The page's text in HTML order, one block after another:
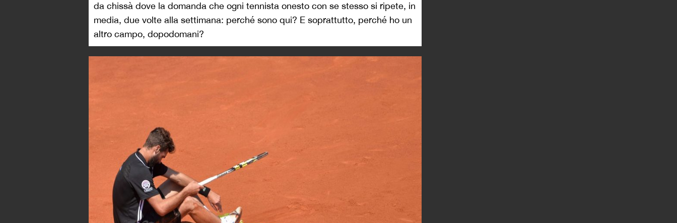
da chissà dove la domanda che ogni tennista onesto con se stesso si ripete, in
media, due volte alla settimana: perché sono qui? E soprattutto, perché ho un
altro campo, dopodomani?